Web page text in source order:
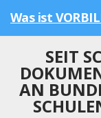
Was ist
SEIT
AN